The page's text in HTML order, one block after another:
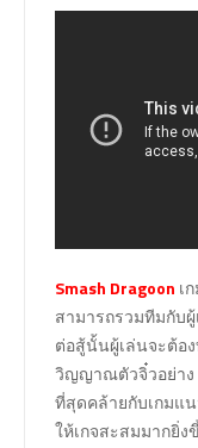
Smash Dragoon เ
สามารถรวมทีมกับ
ต่อสู้นั้นผู้เล่นจะต้อ
วิญญาณตัวจิ๋วอย่าง
ที่สุดคล้ายกับเกมแ
ให้เกจสะสมมากยิ่ง